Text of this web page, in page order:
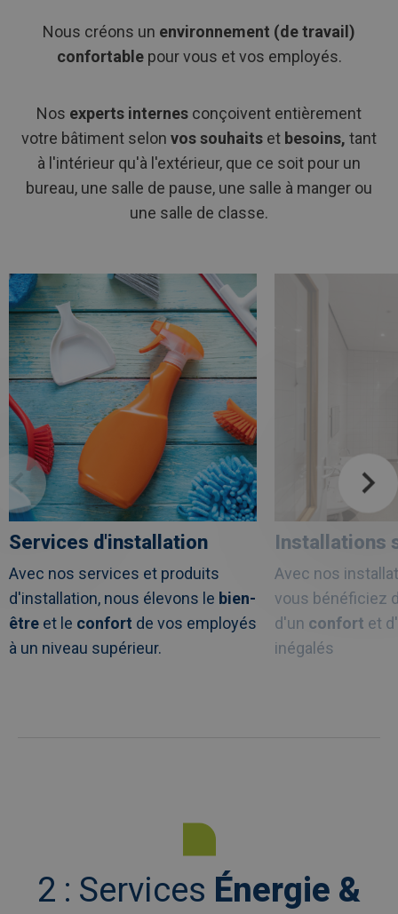
Nous créons un environnement (de travail)
confortablepour vous et vos employés.
Nos experts internes conçoivent entièrement
votre bâtiment selon vos souhaits et besoins, tant
à l'intérieur qu'à l'extérieur, que ce soit pour un
bureau, une salle de pause, une salle à manger ou
une salle de classe.
Afbeelding
Services d'installation
Avec nos services et produits
d'installation, nous élevons le bien-
être et le confort de vos employés
à un niveau supérieur.
link
naarServices
d'installation
Afbeelding
Installations
Avec nos
vous bénéficiez
d'un confort et
inégalés
sanitaires
2 : Services Énergie &